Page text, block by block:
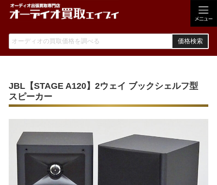
価格検索
JBL【STAGE A120】2ウェイ ブックシェルフ型
スピーカー